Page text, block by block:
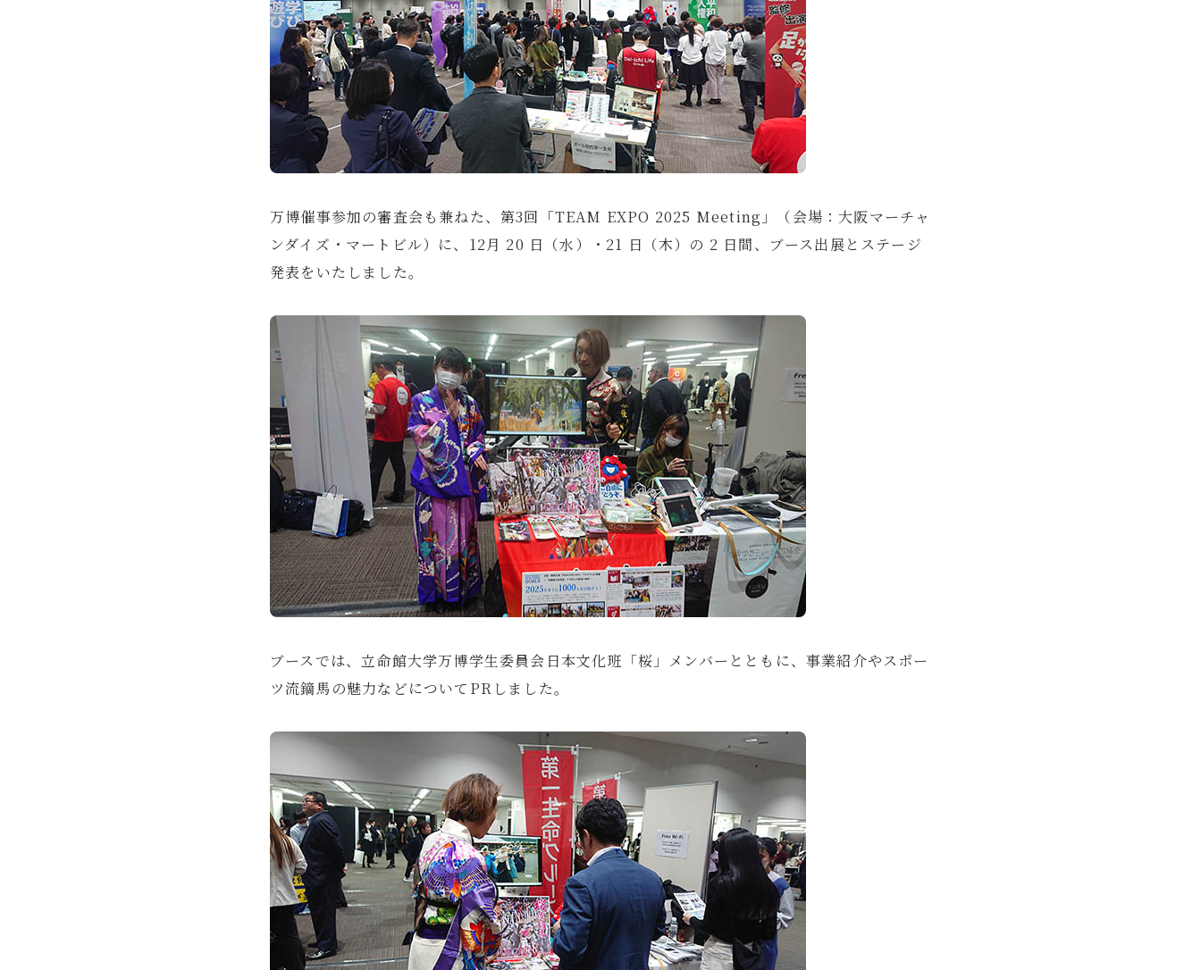
万博催事参加の審査会も兼ねた、第3回「TEAM EXPO 2025 Meeting」（会場：大阪マーチャ
ンダイズ・マートビル）に、12月 20 日（水）・21 日（木）の 2 日間、ブース出展とステージ
発表をいたしました。
ブースでは、立命館大学万博学生委員会日本文化班「桜」メンバーとともに、事業紹介やスポー
ツ流鏑馬の魅力などについてPRしました。